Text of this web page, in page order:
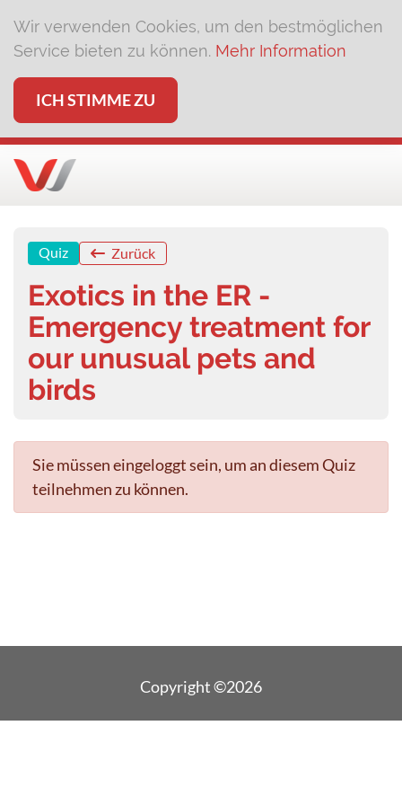
Wir verwenden Cookies, um den bestmöglichen
Service bieten zu können. Mehr Information
ICH STIMME ZU
Quiz Zurück
Exotics in the ER -
Emergency treatment for
our unusual pets and
birds
Sie müssen eingeloggt sein, um an diesem Quiz
teilnehmen zu können.
Copyright ©2026